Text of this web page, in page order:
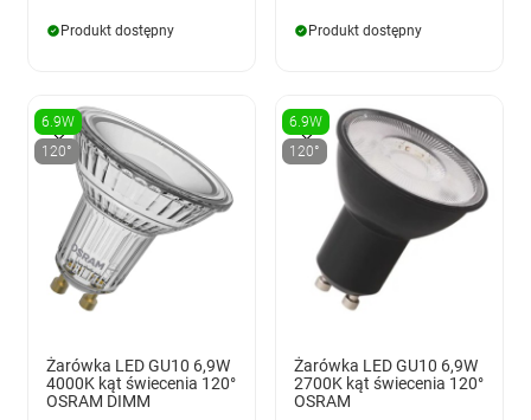
Produkt dostępny Produkt dostępny
6.9W
120°
Żarówka LED GU10 6,9W
4000K kąt świecenia 120°
OSRAM DIMM
6.9W
120°
Żarówka LED GU10 6,9W
2700K kąt świecenia 120°
OSRAM